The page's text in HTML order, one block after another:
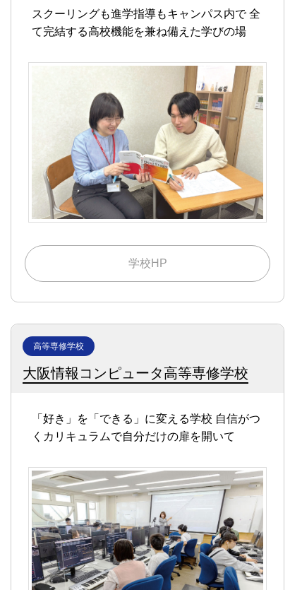
スクーリングも進学指導もキャンパス内で全
て完結する高校機能を兼ね備えた学びの場
学校HP
高等専修学校
大阪情報コンピュータ高等専修学校
「好き」を「できる」に変える学校 自信がつ
くカリキュラムで自分だけの扉を開いて